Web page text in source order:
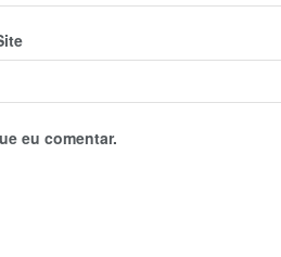
eu comentar.